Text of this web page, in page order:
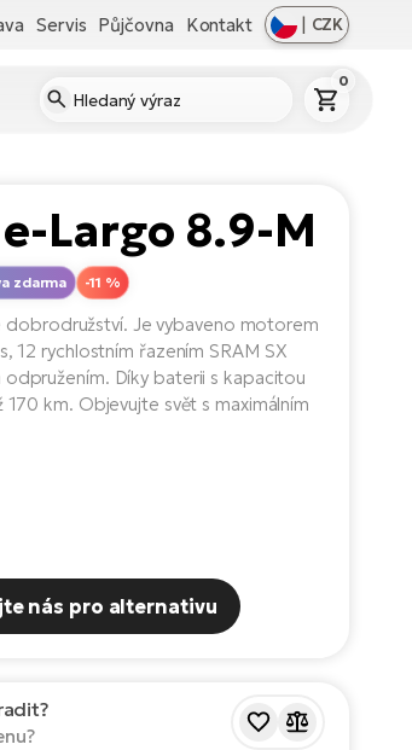
Servis Půjčovna Kontakt | CZK
0
e-Largo 8.9-M
-11 %
zdarma
dobrodružství. Je vybaveno motorem
12 rychlostním řazením SRAM SX
Díky baterii s kapacitou
km. Objevujte svět s maximálním
nás pro alternativu